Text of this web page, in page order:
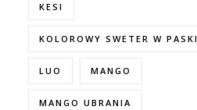
KESI
KOLOROWY SWETER W PASKI
LUO MANGO
MANGO UBRANIA